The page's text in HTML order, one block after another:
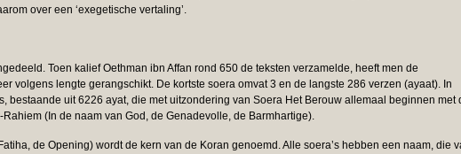
over een ‘exegetische vertaling’.
Toen kalief Oethman ibn Affan rond 650 de teksten verzamelde, heeft men de
volgens lengte gerangschikt. De kortste soera omvat 3 en de langste 286 verzen (ayaat). In
bestaande uit 6226 ayat, die met uitzondering van Soera Het Berouw allemaal beginnen met
(In de naam van God, de Genadevolle, de Barmhartige).
de Opening) wordt de kern van de Koran genoemd. Alle soera’s hebben een naam, die